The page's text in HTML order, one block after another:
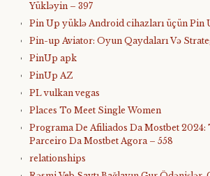
Yükləyin – 397
Pin Up yüklə Android cihazları üçün Pin
Pin-up Aviator: Oyun Qaydaları Və
PinUp apk
PinUp AZ
PL vulkan vegas
Places To Meet Single Women
Programa De Afiliados Da Mostbet 2024:
Parceiro Da Mostbet Agora – 558
relationships